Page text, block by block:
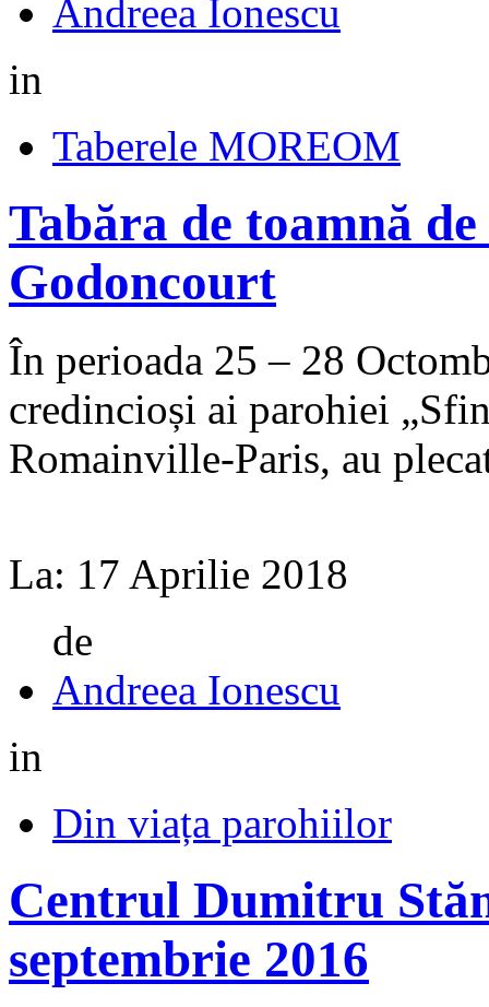
Andreea Ionescu
in
Taberele MOREOM
Tabăra de toamnă
Godoncourt
În perioada 25 – 28
credincioși ai parohiei
Romainville‑Paris, au
La: 17 Aprilie 2018
de
Andreea Ionescu
in
Din viața parohiilor
Centrul Dumitru
septembrie 2016